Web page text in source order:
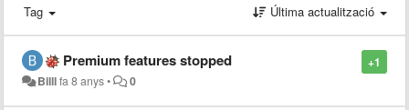
Tag Última actualització
+1
Premium features stopped
Billlfa 8 anys• 0